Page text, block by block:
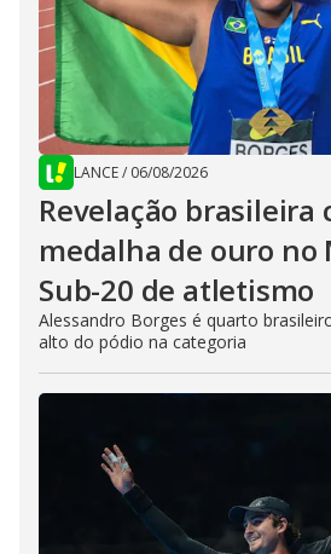
LANCE/ 06/08/2026
Revelação brasileira
medalha de ouro no
Sub-20 de atletismo
Alessandro Borges é quarto
alto do pódio na categoria